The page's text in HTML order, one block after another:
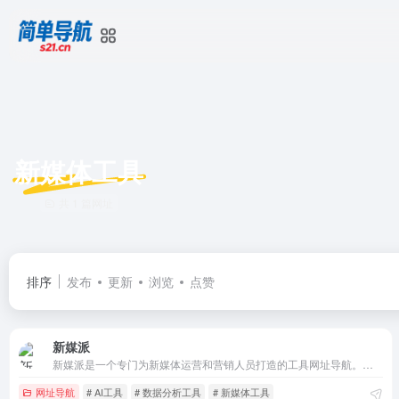
新媒体工具
排序 发布 更新 浏览 点赞
新媒派
网址导航 # AI工具 # 数据分析工具 # 新媒体工具